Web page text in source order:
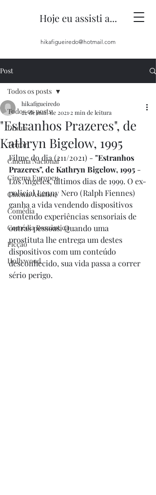
Hoje eu assisti a...
hikafigueiredo@hotmail.com
Post
Todos os posts
Drama
Terror
Cinema Nacional
Cinema Europeu
Cinema Asiático
Comédia
Comédia Romântica
Ficção
Hollywood
Todos os posts
"Estranhos Prazeres", de
Kathryn Bigelow, 1995
hikafigueiredo
22 de mai. de 2021 2 min de leitura
Filme do dia (211/2021) - "Estranhos
Prazeres", de Kathryn Bigelow, 1995 -
Los Angeles, últimos dias de 1999. O ex-
policial Lenny Nero (Ralph Fiennes)
ganha a vida vendendo dispositivos
contendo experiências sensoriais de
outras pessoas. Quando uma
prostituta lhe entrega um destes
dispositivos com um conteúdo
desconhecido, sua vida passa a correr
sério perigo.